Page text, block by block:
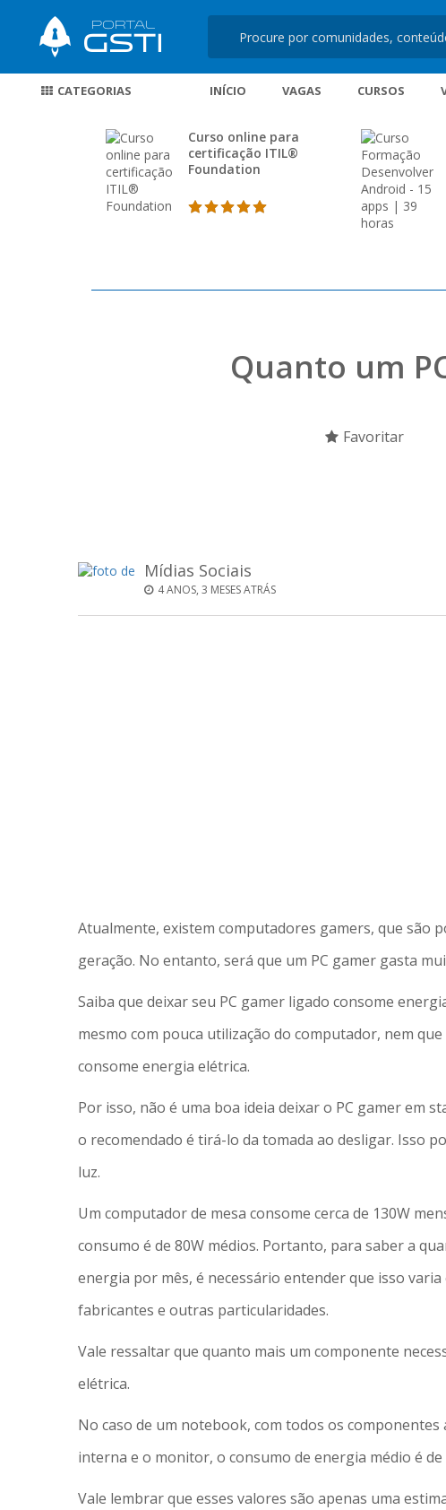
CATEGORIAS INÍCIO VAGAS CURSOS
Curso online para
certificação ITIL®
Foundation
Quanto um
Favoritar
Mídias Sociais
4 ANOS, 3 MESES ATRÁS
Atualmente, existem computadores gamers, que são
geração. No entanto, será que um PC gamer gasta
Saiba que deixar seu PC gamer ligado consome
mesmo com pouca utilização do computador, nem
consome energia elétrica.
Por isso, não é uma boa ideia deixar o PC gamer em
o recomendado é tirá-lo da tomada ao desligar. Isso
luz.
Um computador de mesa consome cerca de 130W
consumo é de 80W médios. Portanto, para saber a
energia por mês, é necessário entender que isso
fabricantes e outras particularidades.
Vale ressaltar que quanto mais um componente
elétrica.
No caso de um notebook, com todos os
interna e o monitor, o consumo de energia médio é de
Vale lembrar que esses valores são apenas uma